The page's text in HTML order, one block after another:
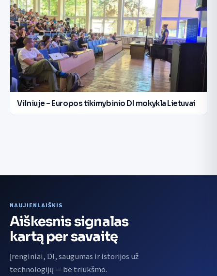
Vilniuje – Europos tikimybinio DI mokykla Lietuvai
NAUJIENLAIŠKIS
Aiškesnis signalas
kartą per savaitę
Įrenginiai, DI, saugumas ir istorijos už
technologijų — be triukšmo.